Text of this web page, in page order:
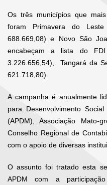
Os três municípios que
foram Primavera do
688.669,08) e Novo São
encabeçam a lista do
3.226.656,54), Tangará da
621.718,80).
A campanha é anualmente
para Desenvolvimento
(APDM), Associação Mato-
Conselho Regional de
com o apoio de diversas
O assunto foi tratado esta
APDM com a